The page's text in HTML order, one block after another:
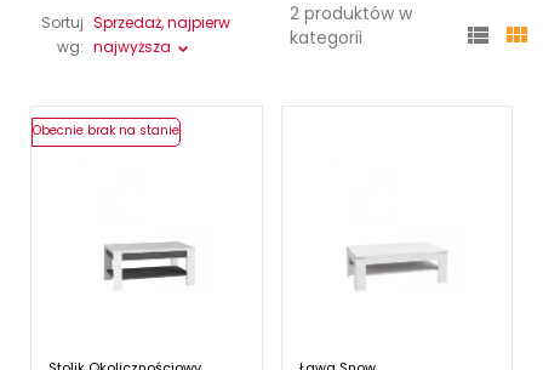
Sortuj
wg:
Sprzedaż, najpierw
najwyższa
2 produktów w
kategorii
 
Obecnie brak na stanie